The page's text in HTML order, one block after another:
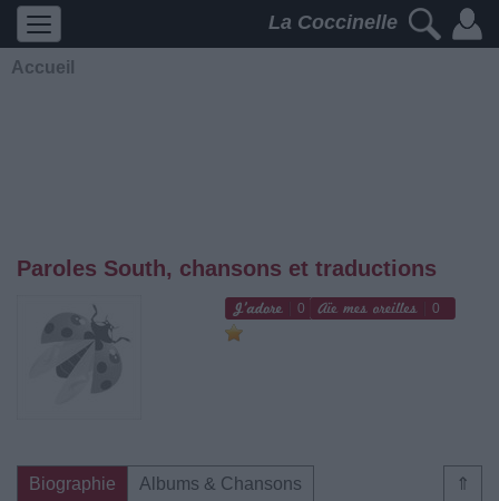
La Coccinelle
Accueil
Paroles South, chansons et traductions
0 0
⇑
Biographie
Albums & Chansons